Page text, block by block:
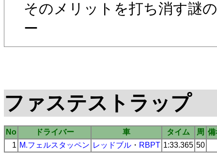
そのメリットを打ち消す謎
ー
ファステストラップ
No ドライバー 車 タイム 周 備
1 M.フェルスタッペン レッドブル ・ RBPT 1:33.365 50